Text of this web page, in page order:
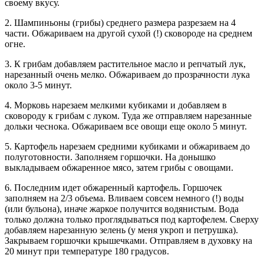
своему вкусу.
2. Шампиньоны (грибы) среднего размера разрезаем на 4
части. Обжариваем на другой сухой (!) сковороде на среднем
огне.
3. К грибам добавляем растительное масло и репчатый лук,
нарезанный очень мелко. Обжариваем до прозрачности лука
около 3-5 минут.
4. Морковь нарезаем мелкими кубиками и добавляем в
сковороду к грибам с луком. Туда же отправляем нарезанные
дольки чеснока. Обжариваем все овощи еще около 5 минут.
5. Картофель нарезаем средними кубиками и обжариваем до
полуготовности. Заполняем горшочки. На донышко
выкладываем обжаренное мясо, затем грибы с овощами.
6. Последним идет обжаренный картофель. Горшочек
заполняем на 2/3 объема. Вливаем совсем немного (!) воды
(или бульона), иначе жаркое получится водянистым. Вода
только должна только проглядываться под картофелем. Сверху
добавляем нарезанную зелень (у меня укроп и петрушка).
Закрываем горшочки крышечками. Отправляем в духовку на
20 минут при температуре 180 градусов.